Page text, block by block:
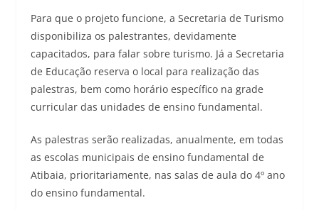
Para que o projeto funcione, a Secretaria de Turismo
disponibiliza os palestrantes, devidamente
capacitados, para falar sobre turismo. Já a Secretaria
de Educação reserva o local para realização das
palestras, bem como horário específico na grade
curricular das unidades de ensino fundamental.
As palestras serão realizadas, anualmente, em todas
as escolas municipais de ensino fundamental de
Atibaia, prioritariamente, nas salas de aula do 4º ano
do ensino fundamental.